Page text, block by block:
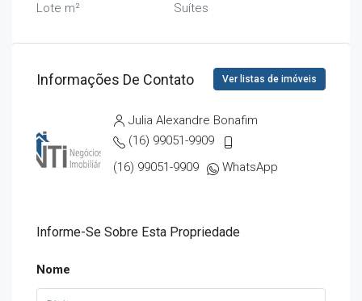
Lote m² Suítes
Informações De Contato Ver listas de imóveis
Julia Alexandre Bonafim
(16) 99051-9909
(16) 99051-9909
WhatsApp
Informe-Se Sobre Esta Propriedade
Nome